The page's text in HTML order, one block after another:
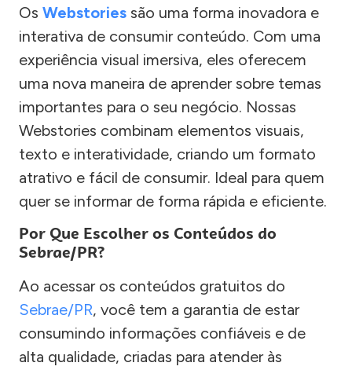
Os Webstories são uma forma inovadora e
interativa de consumir conteúdo. Com uma
experiência visual imersiva, eles oferecem
uma nova maneira de aprender sobre temas
importantes para o seu negócio. Nossas
Webstories combinam elementos visuais,
texto e interatividade, criando um formato
atrativo e fácil de consumir. Ideal para quem
quer se informar de forma rápida e eficiente.
Por Que Escolher os Conteúdos do
Sebrae/PR?
Ao acessar os conteúdos gratuitos do
Sebrae/PR, você tem a garantia de estar
consumindo informações confiáveis e de
alta qualidade, criadas para atender às